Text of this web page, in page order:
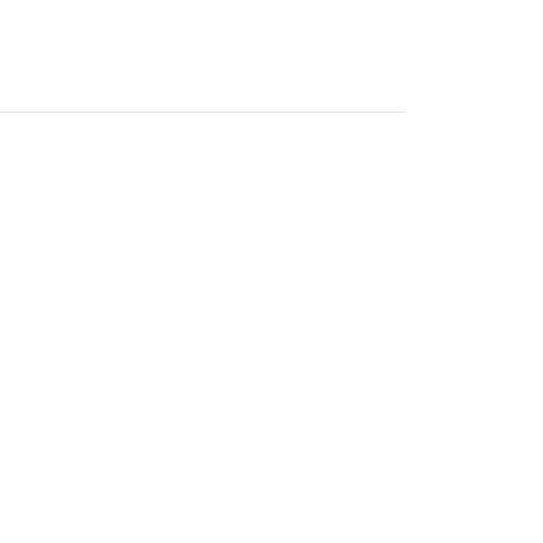
proses komplain dan asuransi.
diproses, mohon maaf tidak bisa
Lengket / AF65M-BK01A